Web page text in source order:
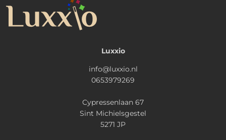
Luxxio
info@luxxio.nl
0653979269
Cypressenlaan 67
Sint Michielsgestel
5271 JP